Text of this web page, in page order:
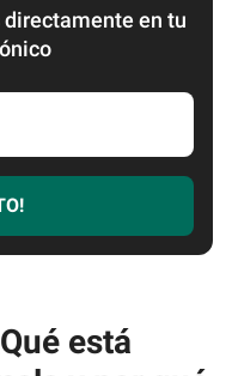
en tu
está